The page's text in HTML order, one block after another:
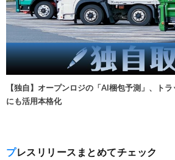
【独自】オープンロジの「AI梱包予測」、ト
にも活用本格化
プレスリリースまとめてチェック